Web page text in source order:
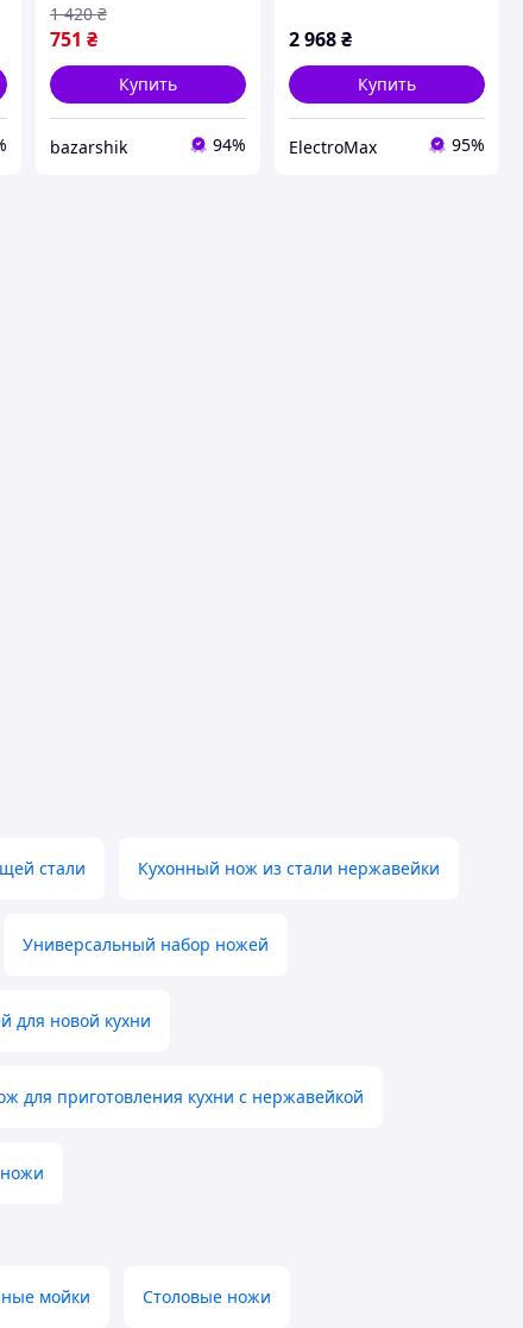
стали ZQ-57
751 ₴
1 420 ₴
Купить
bazarshik 94%
2 968₴
Купить
ElectroMax 95%
стали Кухонный нож из стали нержавейки
Универсальный набор ножей
для новой кухни
для приготовления кухни с нержавейкой
мойки Столовые ножи